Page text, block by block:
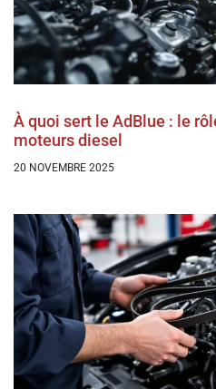
À quoi sert le AdBlue : le
moteurs diesel
20 NOVEMBRE 2025